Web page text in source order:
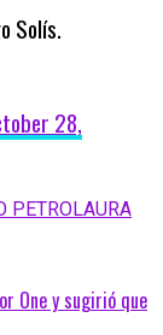
Solís.
28,
PETROLAURA
One y sugirió que